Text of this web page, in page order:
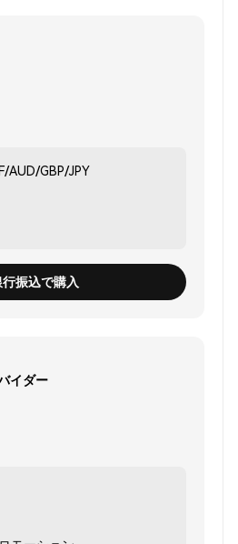
AUD/GBP/JPY
振込で購入
イダー